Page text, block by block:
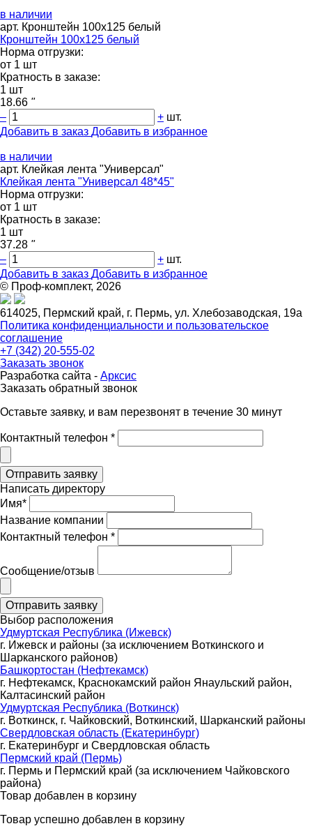
в наличии
арт. Кронштейн 100х125 белый
Кронштейн 100х125 белый
Норма отгрузки:
от 1 шт
Кратность в заказе:
1 шт
18.66 "
–
+ шт.
Добавить в заказ Добавить в избранное
в наличии
арт. Клейкая лента "Универсал"
Клейкая лента "Универсал 48*45"
Норма отгрузки:
от 1 шт
Кратность в заказе:
1 шт
37.28 "
–
+ шт.
Добавить в заказ Добавить в избранное
© Проф-комплект, 2026
614025, Пермский край, г. Пермь, ул. Хлебозаводская, 19а
Политика конфиденциальности и пользовательское
соглашение
+7 (342) 20-555-02
Заказать звонок
Разработка сайта - Арксис
Заказать обратный звонок
Оставьте заявку, и вам перезвонят в течение 30 минут
Контактный телефон *
Написать директору
Имя*
Название компании
Контактный телефон *
Сообщение/отзыв
Выбор расположения
Удмуртская Республика (Ижевск)
г. Ижевск и районы (за исключением Воткинского и
Шарканского районов)
Башкортостан (Нефтекамск)
г. Нефтекамск, Краснокамский район Янаульский район,
Калтасинский район
Удмуртская Республика (Воткинск)
г. Воткинск, г. Чайковский, Воткинский, Шарканский районы
Свердловская область (Екатеринбург)
г. Екатеринбург и Свердловская область
Пермский край (Пермь)
г. Пермь и Пермский край (за исключением Чайковского
района)
Товар добавлен в корзину
Товар успешно добавлен в корзину